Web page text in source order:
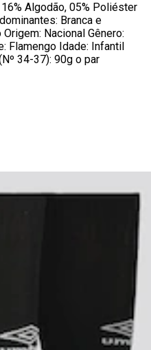
Algodão, 05% Poliéster
Branca e
Nacional Gênero:
Flamengo Idade: Infantil
34-37): 90g o par